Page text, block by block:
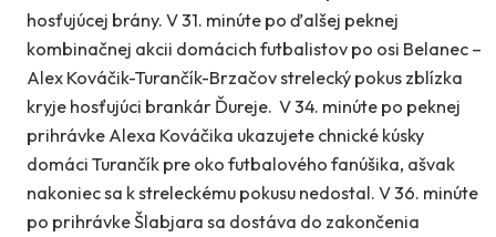
hosťujúcej brány. V 31. minúte po ďalšej peknej
kombinačnej akcii domácich futbalistov po osi Belanec –
Alex Kováčik-Turančík-Brzačov strelecký pokus zblízka
kryje hosťujúci brankár Ďureje. V 34. minúte po peknej
prihrávke Alexa Kováčika ukazujete chnické kúsky
domáci Turančík pre oko futbalového fanúšika, ašvak
nakoniec sa k streleckému pokusu nedostal. V 36. minúte
po prihrávke Šlabjara sa dostáva do zakončenia